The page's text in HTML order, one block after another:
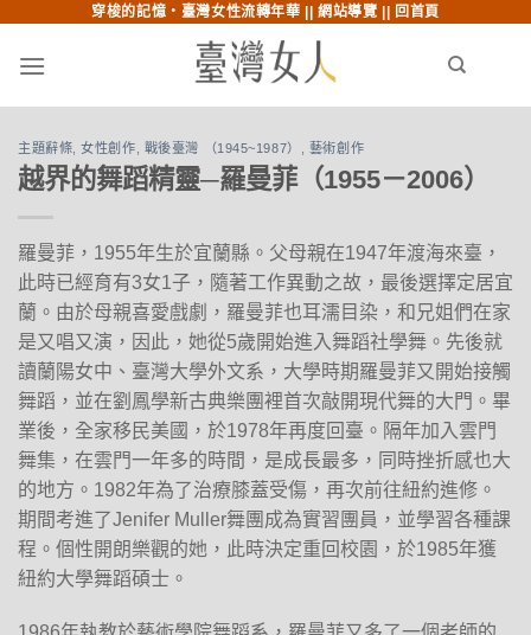
跳至內文
跳至索引列穿梭的記憶‧臺灣女性流轉年華 ||網站導覽 || 回首頁
主題辭條 ,女性創作 戰後臺灣 （1945~1987） 藝術創作
越界的舞蹈精靈─羅曼菲（1955－2006）
羅曼菲，1955年生於宜蘭縣。父母親在1947年渡海來臺，
此時已經育有3女1子，隨著工作異動之故，最後選擇定居宜
蘭。由於母親喜愛戲劇，羅曼菲也耳濡目染，和兄姐們在家
是又唱又演，因此，她從5歲開始進入舞蹈社學舞。先後就
讀蘭陽女中、臺灣大學外文系，大學時期羅曼菲又開始接觸
舞蹈，並在劉鳳學新古典樂團裡首次敲開現代舞的大門。畢
業後，全家移民美國，於1978年再度回臺。隔年加入雲門
舞集，在雲門一年多的時間，是成長最多，同時挫折感也大
的地方。1982年為了治療膝蓋受傷，再次前往紐約進修。
期間考進了Jenifer Muller舞團成為實習團員，並學習各種課
程。個性開朗樂觀的她，此時決定重回校園，於1985年獲
紐約大學舞蹈碩士。